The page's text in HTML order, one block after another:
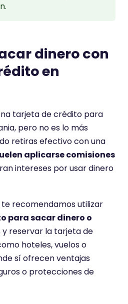
dinero con
en
tarjeta de crédito para
pero no es lo más
retiras efectivo con una
aplicarse comisiones
intereses por usar dinero
te recomendamos utilizar
para sacar dinero o
y reservar la tarjeta de
hoteles, vuelos o
sí ofrecen ventajas
o protecciones de